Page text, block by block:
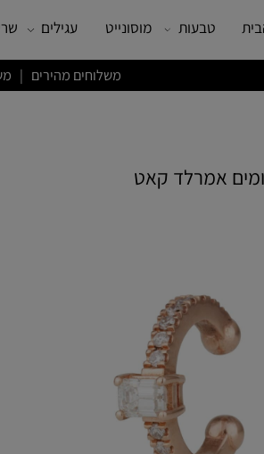
משלוחים מהירים | משלוחים חינם בקניה מעל
טבעות מוסונייט עגילים
אמרלד קאט